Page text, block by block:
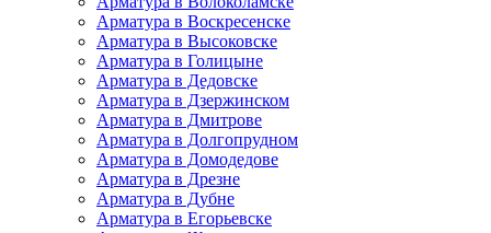
Арматура в Воскресенске
Арматура в Высоковске
Арматура в Голицыне
Арматура в Дедовске
Арматура в Дзержинском
Арматура в Дмитрове
Арматура в Долгопрудном
Арматура в Домодедове
Арматура в Дрезне
Арматура в Дубне
Арматура в Егорьевске